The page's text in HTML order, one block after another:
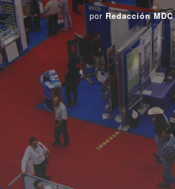
por Redacción MDC